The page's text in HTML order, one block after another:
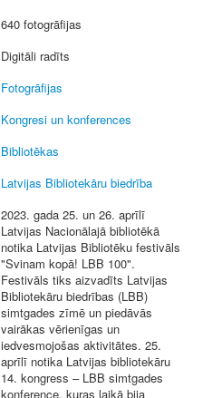
640 fotogrāfijas
Digitāli radīts
Fotogrāfijas
Kongresi un konferences
Bibliotēkas
Latvijas Bibliotekāru biedrība
2023. gada 25. un 26. aprīlī
Latvijas Nacionālajā bibliotēkā
notika Latvijas Bibliotēku festivāls
"Svinam kopā! LBB 100".
Festivāls tiks aizvadīts Latvijas
Bibliotekāru biedrības (LBB)
simtgades zīmē un piedāvās
vairākas vērienīgas un
iedvesmojošas aktivitātes. 25.
aprīlī notika Latvijas bibliotekāru
14. kongress – LBB simtgades
konference, kuras laikā bija